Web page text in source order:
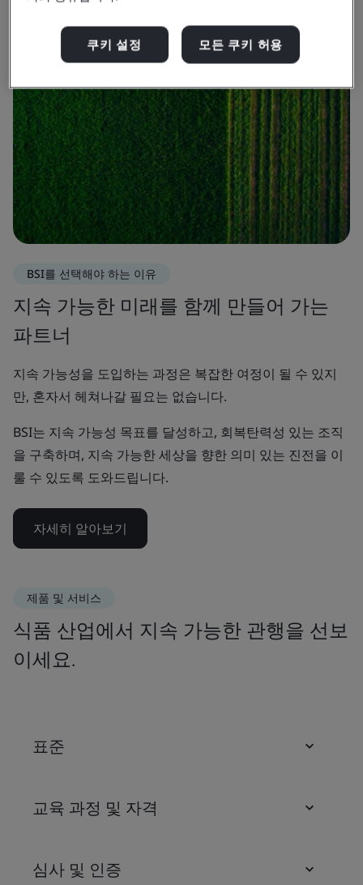
BSI를 선택해야 하는 이유
지속 가능한 미래를 함께 만들어 가는
파트너
지속 가능성을 도입하는 과정은 복잡한 여정이 될 수 있지
만, 혼자서 헤쳐나갈 필요는 없습니다.
BSI는 지속 가능성 목표를 달성하고, 회복탄력성 있는 조직
을 구축하며, 지속 가능한 세상을 향한 의미 있는 진전을 이
룰 수 있도록 도와드립니다.
자세히 알아보기
제품 및 서비스
식품 산업에서 지속 가능한 관행을 선보
이세요.
표준
교육 과정 및 자격
심사 및 인증
쿠키 설정 모든 쿠키 허용